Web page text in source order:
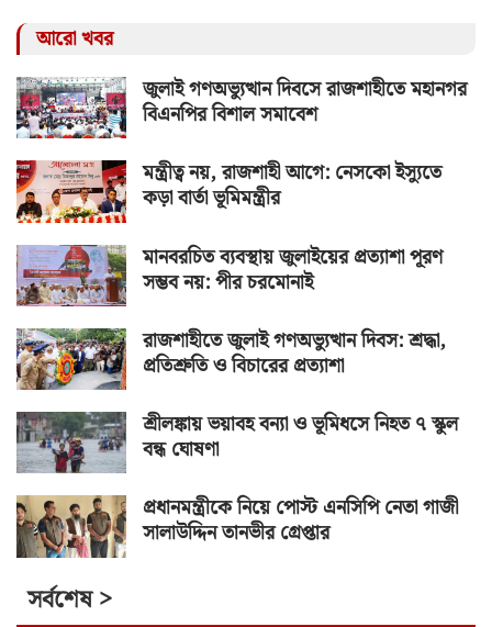
আরো খবর
জুলাই গণঅভ্যুত্থান দিবসে রাজশাহীতে মহানগর
বিএনপির বিশাল সমাবেশ
মন্ত্রীত্ব নয়, রাজশাহী আগে: নেসকো ইস্যুতে
কড়া বার্তা ভূমিমন্ত্রীর
মানবরচিত ব্যবস্থায় জুলাইয়ের প্রত্যাশা পূরণ
সম্ভব নয়: পীর চরমোনাই
রাজশাহীতে জুলাই গণঅভ্যুত্থান দিবস: শ্রদ্ধা,
প্রতিশ্রুতি ও বিচারের প্রত্যাশা
শ্রীলঙ্কায় ভয়াবহ বন্যা ও ভূমিধসে নিহত ৭ স্কুল
বন্ধ ঘোষণা
প্রধানমন্ত্রীকে নিয়ে পোস্ট এনসিপি নেতা গাজী
সালাউদ্দিন তানভীর গ্রেপ্তার
সর্বশেষ >